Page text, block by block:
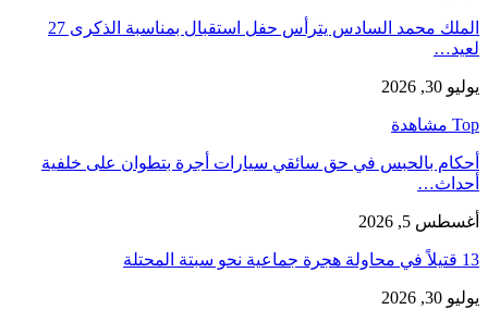
الملك محمد السادس يترأس حفل استقبال بمناسبة الذكرى 27
لعيد…
يوليو 30, 2026
Top مشاهدة
أحكام بالحبس في حق سائقي سيارات أجرة بتطوان على خلفية
أحداث…
أغسطس 5, 2026
13 قتيلاً في محاولة هجرة جماعية نحو سبتة المحتلة
يوليو 30, 2026